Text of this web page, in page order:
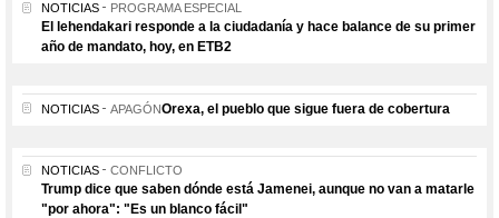
NOTICIAS PROGRAMA ESPECIAL
El lehendakari responde a la ciudadanía y hace balance de su primer
año de mandato, hoy, en ETB2
NOTICIAS APAGÓNOrexa, el pueblo que sigue fuera de cobertura
NOTICIAS CONFLICTO
Trump dice que saben dónde está Jamenei, aunque no van a matarle
"por ahora": "Es un blanco fácil"